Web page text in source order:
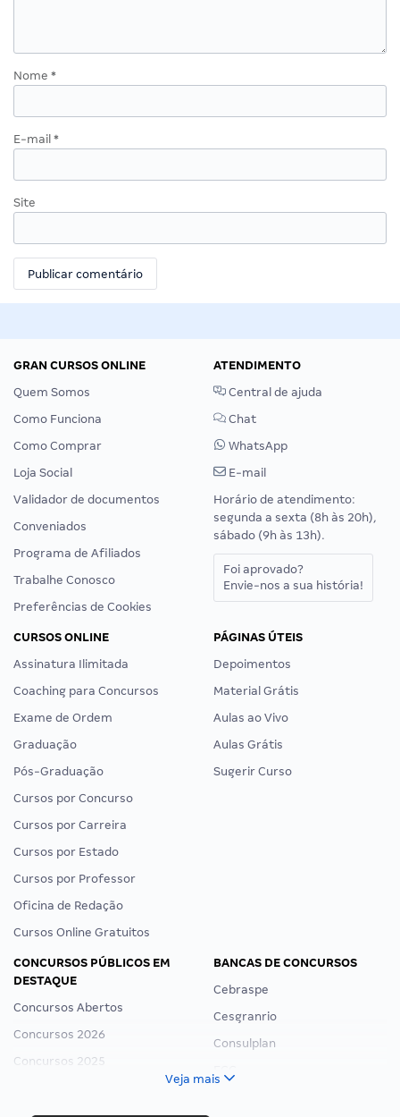
Nome *
E-mail *
Site
GRAN CURSOS ONLINE
Quem Somos
Como Funciona
Como Comprar
Loja Social
Validador de documentos
Conveniados
Programa de Afiliados
Trabalhe Conosco
Preferências de Cookies
ATENDIMENTO
Central de ajuda
Chat
WhatsApp
E-mail
Horário de atendimento:
segunda a sexta (8h às 20h),
sábado (9h às 13h).
Foi aprovado?
Envie-nos a sua história!
CURSOS ONLINE
Assinatura Ilimitada
Coaching para Concursos
Exame de Ordem
Graduação
Pós-Graduação
Cursos por Concurso
Cursos por Carreira
Cursos por Estado
Cursos por Professor
Oficina de Redação
Cursos Online Gratuitos
PÁGINAS ÚTEIS
Depoimentos
Material Grátis
Aulas ao Vivo
Aulas Grátis
Sugerir Curso
CONCURSOS PÚBLICOS EM
DESTAQUE
Concursos Abertos
Concursos 2026
Concursos 2025
Concurso Nacional Unificado
BANCAS DE CONCURSOS
Cebraspe
Cesgranrio
Consulplan
Veja mais